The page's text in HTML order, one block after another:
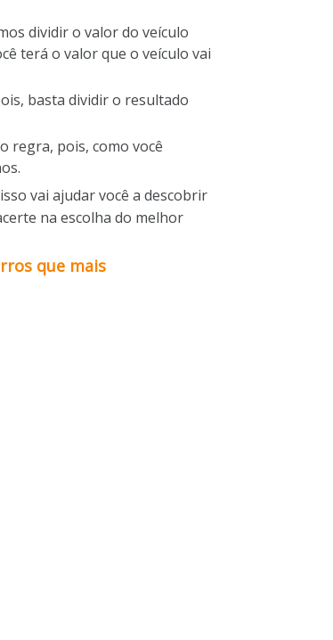
dividir o valor do veículo
terá o valor que o veículo vai
basta dividir o resultado
regra, pois, como você
vai ajudar você a descobrir
na escolha do melhor
que mais